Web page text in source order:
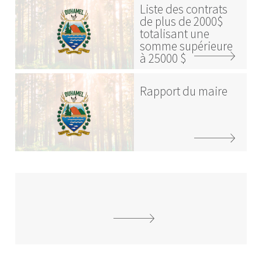
Liste des contrats
de plus de 2000$
totalisant une
somme supérieure
à 25000 $
Rapport du maire